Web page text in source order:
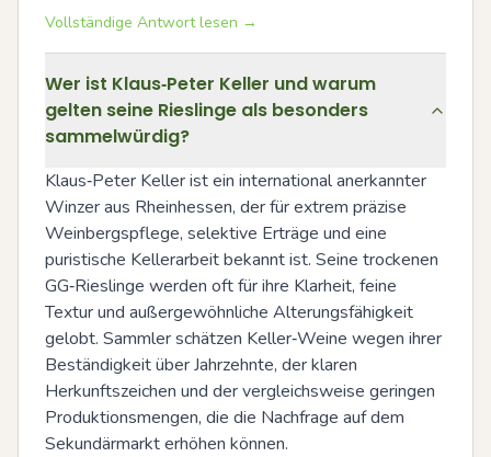
Vollständige Antwort lesen →
Wer ist Klaus‑Peter Keller und warum
gelten seine Rieslinge als besonders
sammelwürdig?
Klaus‑Peter Keller ist ein international anerkannter
Winzer aus Rheinhessen, der für extrem präzise
Weinbergspflege, selektive Erträge und eine
puristische Kellerarbeit bekannt ist. Seine trockenen
GG‑Rieslinge werden oft für ihre Klarheit, feine
Textur und außergewöhnliche Alterungsfähigkeit
gelobt. Sammler schätzen Keller‑Weine wegen ihrer
Beständigkeit über Jahrzehnte, der klaren
Herkunftszeichen und der vergleichsweise geringen
Produktionsmengen, die die Nachfrage auf dem
Sekundärmarkt erhöhen können.